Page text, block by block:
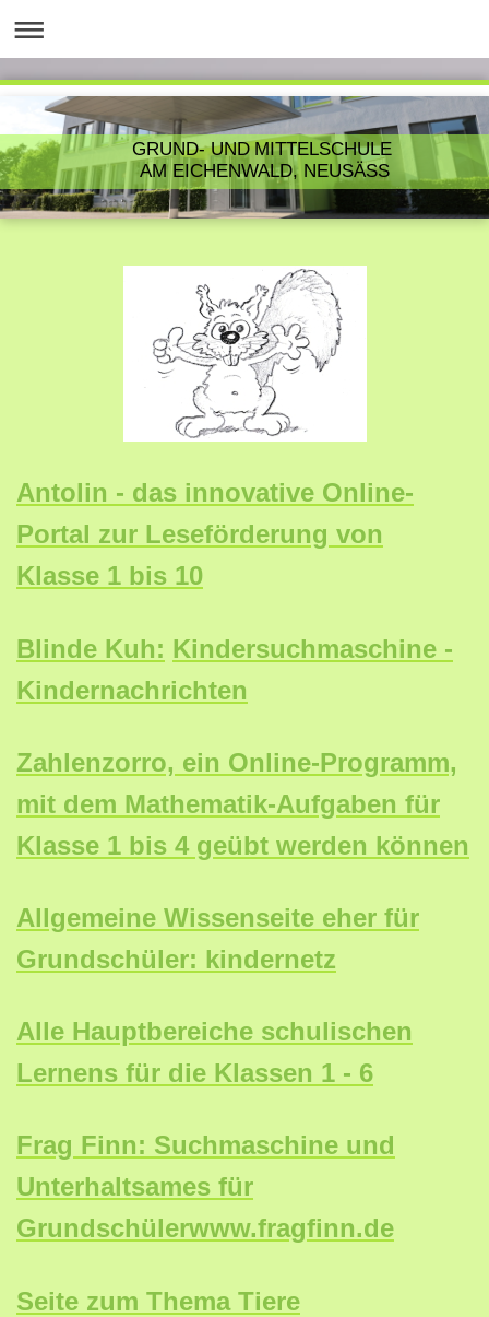
GRUND- UND MITTELSCHULE
AM EICHENWALD, NEUSÄSS
Antolin - das innovative Online-
Portal zur Leseförderung von
Klasse 1 bis 10
Blinde Kuh: Kindersuchmaschine -
Kindernachrichten
Zahlenzorro, ein Online-Programm,
mit dem Mathematik-Aufgaben für
Klasse 1 bis 4 geübt werden können
Allgemeine Wissenseite eher für
Grundschüler: kindernetz
Alle Hauptbereiche schulischen
Lernens für die Klassen 1 - 6
Frag Finn: Suchmaschine und
Unterhaltsames für
Grundschülerwww.fragfinn.de
Seite zum Thema Tiere